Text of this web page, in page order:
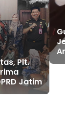
Plt.
Jatim